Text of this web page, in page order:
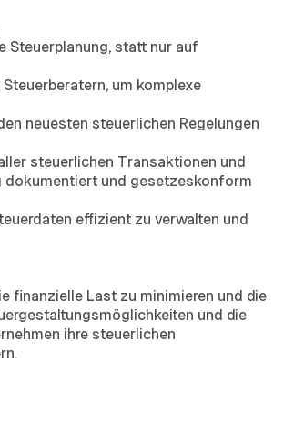
Steuerplanung, statt nur auf
um komplexe
neuesten steuerlichen Regelungen
steuerlichen Transaktionen und
dokumentiert und gesetzeskonform
effizient zu verwalten und
finanzielle Last zu minimieren und die
und die
ihre steuerlichen